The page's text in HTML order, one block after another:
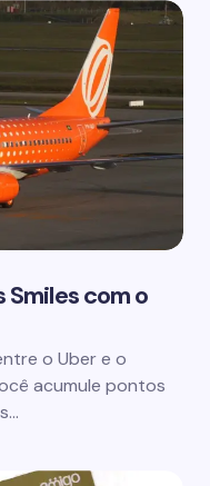
Smiles com o
o Uber e o
acumule pontos